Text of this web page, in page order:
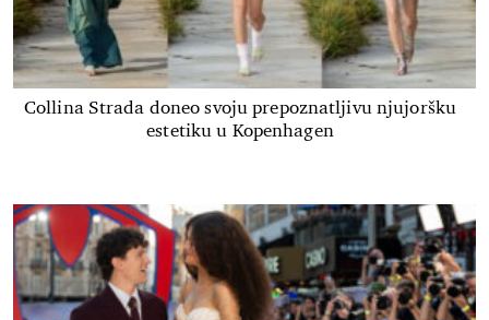
Collina Strada doneo svoju prepoznatljivu njujoršku
estetiku u Kopenhagen